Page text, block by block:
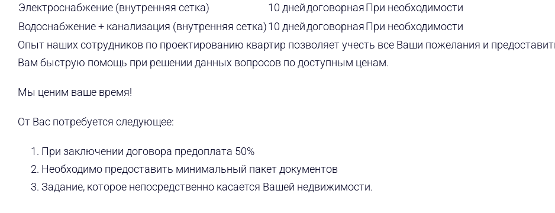
Электроснабжение (внутренняя сетка)
10 днейдоговорнаяПри необходимости
Водоснабжение + канализация (внутренняя сетка)10 днейдоговорнаяПри необходимости
Опыт наших сотрудников по проектированию квартир позволяет учесть все Ваши пожелания и
Вам быструю помощь при решении данных вопросов по доступным ценам.
Мы ценим ваше время!
От Вас потребуется следующее:
При заключении договора предоплата 50%
Необходимо предоставить минимальный пакет документов
Задание, которое непосредственно касается Вашей недвижимости.